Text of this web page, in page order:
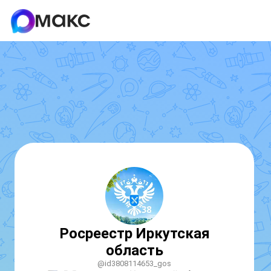
Росреестр Иркутская
область
@id3808114653_gos